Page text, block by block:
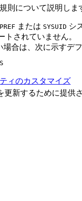
則について説明しま
または SYSUID シ
トされていません。
合は、次に示すデ
ィのカスタマイズ
新するために提供